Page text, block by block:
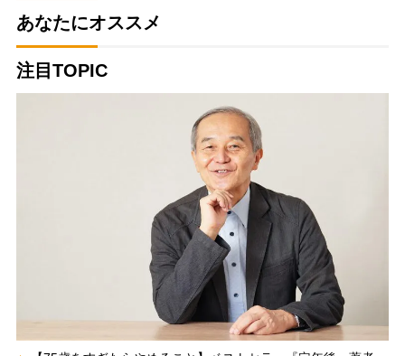
あなたにオススメ
注目TOPIC